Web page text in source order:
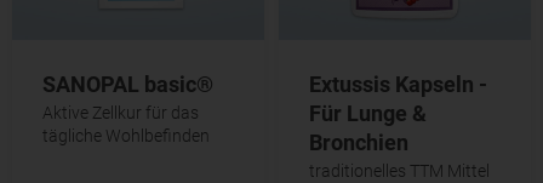
SANOPAL basic®
Aktive Zellkur für das
tägliche Wohlbefinden
Extussis Kapseln -
Für Lunge &
Bronchien
traditionelles TTM Mittel